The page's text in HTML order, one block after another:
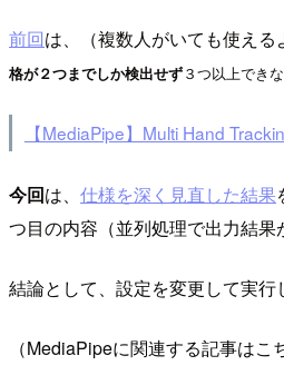
前回は、（複数人がいても使え
格が２つまでしか検出せず３つ以上でき
【MediaPipe】Multi Hand
今回は、 仕様を深く見直した結果
つ目の内容（並列処理で出力結果
結論として、設定を変更して実行
（MediaPipeに関連する記事はこ